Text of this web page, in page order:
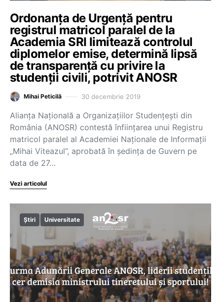
Ordonanța de Urgență pentru
registrul matricol paralel de la
Academia SRI limitează controlul
diplomelor emise, determină lipsă
de transparență cu privire la
studenții civili, potrivit ANOSR
Mihai Peticilă 30 decembrie 2019
Alianța Națională a Organizațiilor Studențești din
România (ANOSR) contestă înființarea unui Registru
matricol paralel al Academiei Naţionale de Informaţii
„Mihai Viteazul”, aprobată în ședința de Guvern pe
data de 27…
Vezi articolul
Știri Universitate